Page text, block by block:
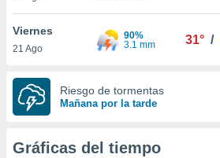
como
IP
de
traten tus
en
a lo que
Para
Viernes
21 Ago
90%
3.1 mm
31° /
Riesgo de tormentas
Mañana por la tarde
Gráficas del tiempo